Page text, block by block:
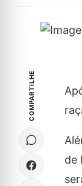
COMPARTILHE
de